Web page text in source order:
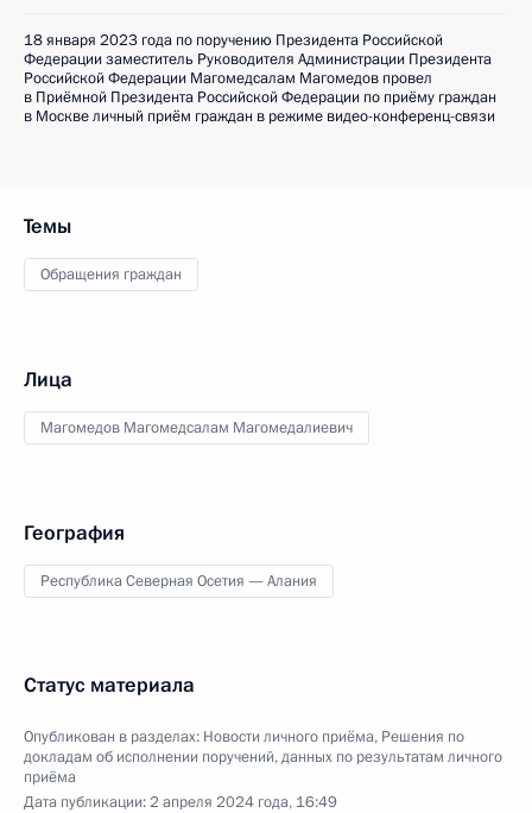
18 января 2023 года по поручению Президента Российской
Федерации заместитель Руководителя Администрации Президента
Российской Федерации Магомедсалам Магомедов провел
в Приёмной Президента Российской Федерации по приёму граждан
в Москве личный приём граждан в режиме видео-конференц-связи
Темы
Обращения граждан
Лица
Магомедов Магомедсалам Магомедалиевич
География
Республика Северная Осетия — Алания
Статус материала
Опубликован в разделах: Новости личного приёма, Решения по
докладам об исполнении поручений, данных по результатам личного
приёма
Дата публикации:2 апреля 2024 года, 16:49